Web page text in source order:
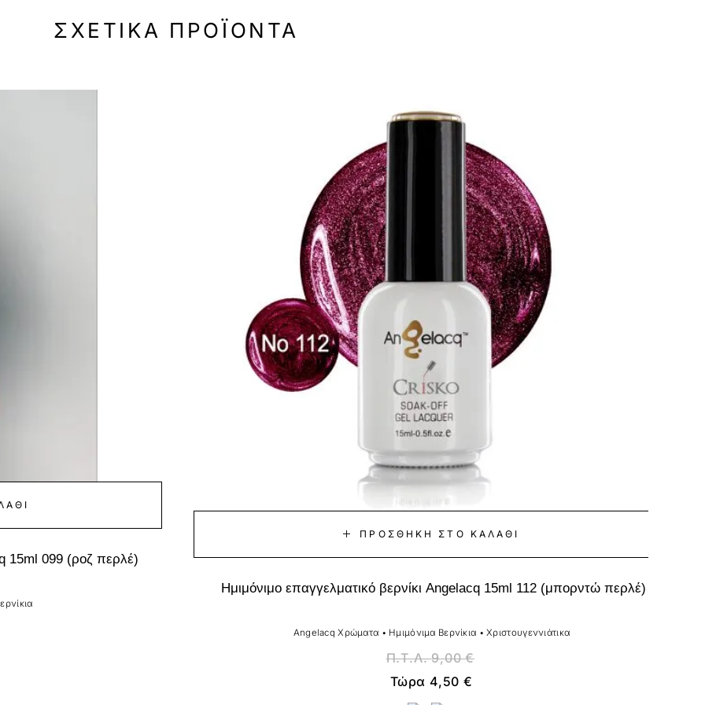
ΣΧΕΤΙΚΆ ΠΡΟΪΌΝΤΑ
15ml 099 (ροζ περλέ)
ΠΡΟΣΘΉΚΗ ΣΤΟ ΚΑΛΆΘΙ
Ημιμόνιμο επαγγελματικό βερνίκι Angelacq 15ml 112 (μπορντώ περλέ)
Angelacq Χρώματα • Ημιμόνιμα Βερνίκια •Χριστουγεννιάτικα
Π.Τ.Λ.9,00€
Τώρα 4,50 €